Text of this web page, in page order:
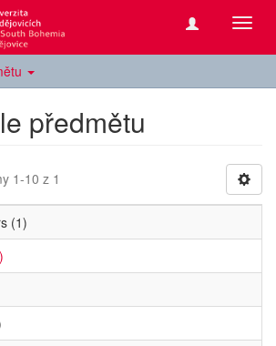
předmětu
1-10 z 1
(1)